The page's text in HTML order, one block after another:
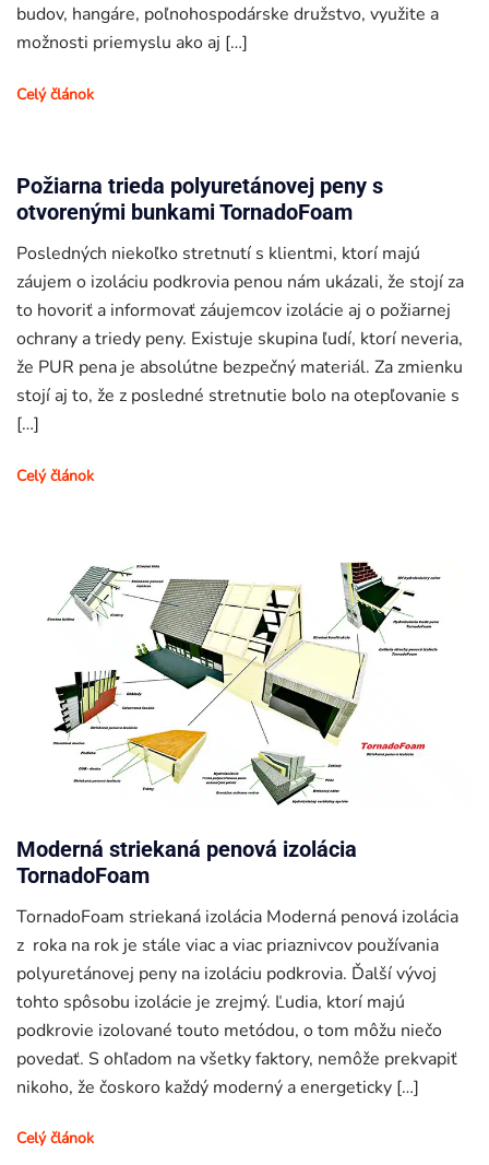
budov, hangáre, poľnohospodárske družstvo, využite a
možnosti priemyslu ako aj […]
Celý článok
Požiarna trieda polyuretánovej peny s
otvorenými bunkami TornadoFoam
Posledných niekoľko stretnutí s klientmi, ktorí majú
záujem o izoláciu podkrovia penou nám ukázali, že stojí za
to hovoriť a informovať záujemcov izolácie aj o požiarnej
ochrany a triedy peny. Existuje skupina ľudí, ktorí neveria,
že PUR pena je absolútne bezpečný materiál. Za zmienku
stojí aj to, že z posledné stretnutie bolo na otepľovanie s
[…]
Celý článok
Moderná striekaná penová izolácia
TornadoFoam
TornadoFoam striekaná izolácia Moderná penová izolácia
z roka na rok je stále viac a viac priaznivcov používania
polyuretánovej peny na izoláciu podkrovia. Ďalší vývoj
tohto spôsobu izolácie je zrejmý. Ľudia, ktorí majú
podkrovie izolované touto metódou, o tom môžu niečo
povedať. S ohľadom na všetky faktory, nemôže prekvapiť
nikoho, že čoskoro každý moderný a energeticky […]
Celý článok